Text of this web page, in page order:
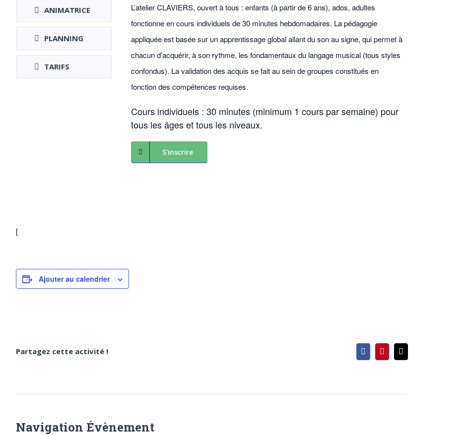
ANIMATRICE
PLANNING
TARIFS
L’atelier CLAVIERS, ouvert à tous : enfants (à partir de 6 ans), ados, adultes
fonctionne en cours individuels de 30 minutes hebdomadaires. La pédagogie
appliquée est basée sur un apprentissage global allant du son au signe, qui permet à
chacun d’acquérir, à son rythme, les fondamentaux du langage musical (tous styles
confondus). La validation des acquis se fait au sein de groupes constitués en
fonction des compétences requises.
Cours individuels : 30 minutes (minimum 1 cours par semaine) pour
tous les âges et tous les niveaux.
S’inscrire
[
Ajouter au calendrier
Partagez cette activité ! FacebookPinterest
Navigation Évènement